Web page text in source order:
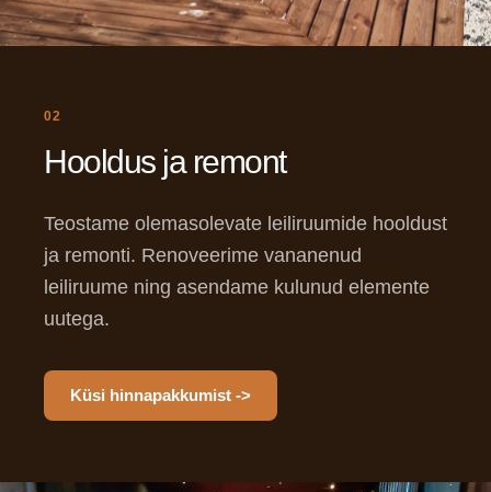
02
Hooldus ja remont
Teostame olemasolevate leiliruumide hooldust
ja remonti. Renoveerime vananenud
leiliruume ning asendame kulunud elemente
uutega.
Küsi hinnapakkumist ->